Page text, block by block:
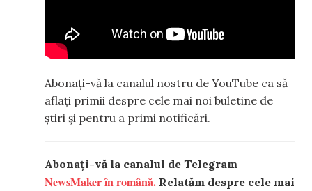
Abonați-vă la canalul nostru de YouTube ca să
aflați primii despre cele mai noi buletine de
știri și pentru a primi notificări.
Abonați-vă la canalul de Telegram
NewsMaker în română. Relatăm despre cele mai